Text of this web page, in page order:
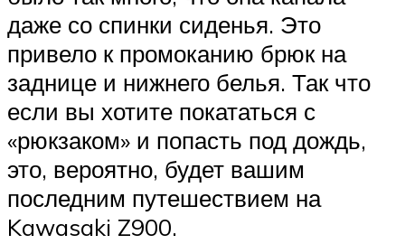
даже со спинки сиденья. Это
привело к промоканию брюк на
заднице и нижнего белья. Так что
если вы хотите покататься с
«рюкзаком» и попасть под дождь,
это, вероятно, будет вашим
последним путешествием на
Kawasaki Z900.